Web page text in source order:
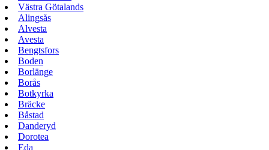
Västra Götalands
Alingsås
Alvesta
Avesta
Bengtsfors
Boden
Borlänge
Borås
Botkyrka
Bräcke
Båstad
Danderyd
Dorotea
Eda